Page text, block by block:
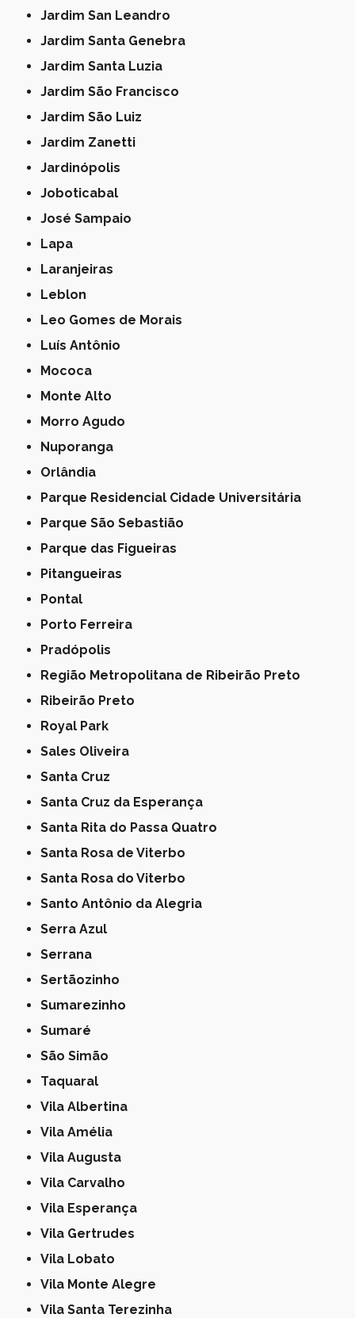
Jardim San Leandro
Jardim Santa Genebra
Jardim Santa Luzia
Jardim São Francisco
Jardim São Luiz
Jardim Zanetti
Jardinópolis
Joboticabal
José Sampaio
Lapa
Laranjeiras
Leblon
Leo Gomes de Morais
Luís Antônio
Mococa
Monte Alto
Morro Agudo
Nuporanga
Orlândia
Parque Residencial Cidade Universitária
Parque São Sebastião
Parque das Figueiras
Pitangueiras
Pontal
Porto Ferreira
Pradópolis
Região Metropolitana de Ribeirão Preto
Ribeirão Preto
Royal Park
Sales Oliveira
Santa Cruz
Santa Cruz da Esperança
Santa Rita do Passa Quatro
Santa Rosa de Viterbo
Santa Rosa do Viterbo
Santo Antônio da Alegria
Serra Azul
Serrana
Sertãozinho
Sumarezinho
Sumaré
São Simão
Taquaral
Vila Albertina
Vila Amélia
Vila Augusta
Vila Carvalho
Vila Esperança
Vila Gertrudes
Vila Lobato
Vila Monte Alegre
Vila Santa Terezinha